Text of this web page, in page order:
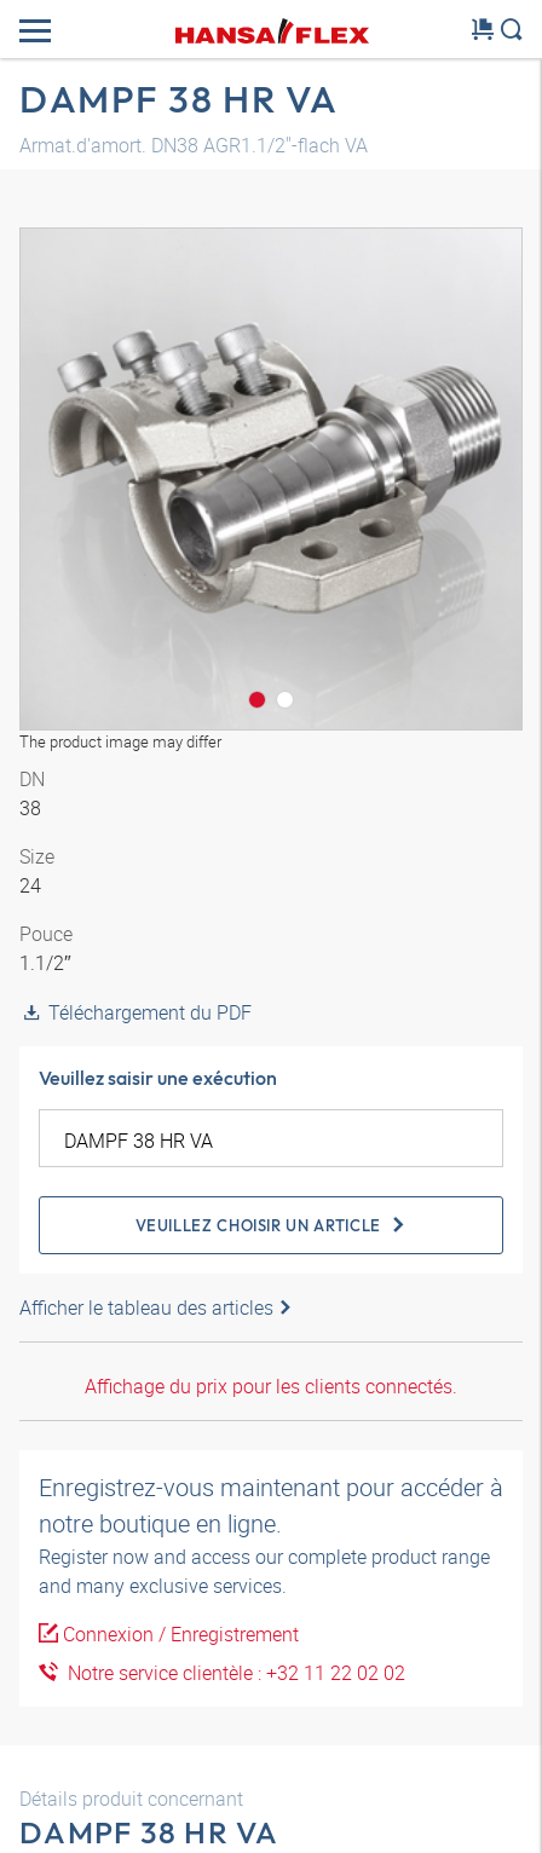
DAMPF 38 HR VA
Armat.d'amort. DN38 AGR1.1/2"-flach VA
The product image may differ
DN
38
Size
24
Pouce
1.1/2″
Téléchargement du PDF
Veuillez saisir une exécution
VEUILLEZ CHOISIR UN ARTICLE
Afficher le tableau des articles
Affichage du prix pour les clients connectés.
Enregistrez-vous maintenant pour accéder à
notre boutique en ligne.
Register now and access our complete product range
and many exclusive services.
Connexion / Enregistrement
Notre service clientèle : +32 11 22 02 02
Détails produit concernant
DAMPF 38 HR VA